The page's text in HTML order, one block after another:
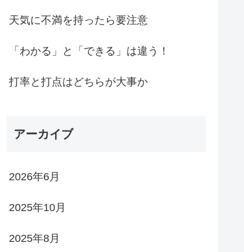
天気に不満を持ったら要注意
「わかる」と「できる」は違う！
打率と打点はどちらが大事か
アーカイブ
2026年6月
2025年10月
2025年8月